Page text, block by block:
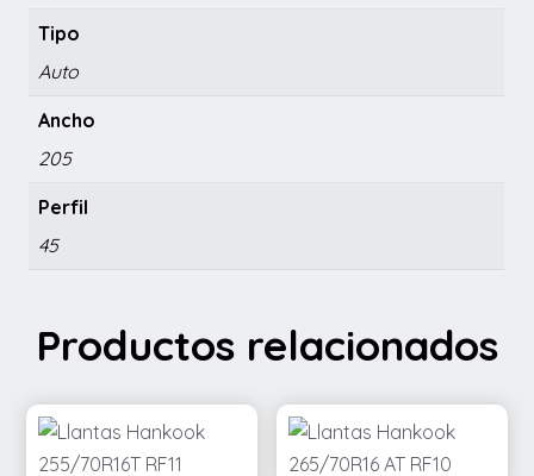
Tipo
Auto
Ancho
205
Perfil
45
Productos relacionados